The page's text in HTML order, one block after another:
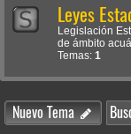
Leyes
Legislación
de ámbito
Temas: 1
Nuevo Tema